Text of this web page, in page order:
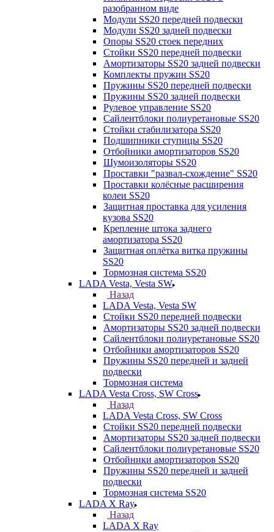
разобранном виде
Модули SS20 передней подвески
Модули SS20 задней подвески
Опоры SS20 стоек передних
Стойки SS20 передней подвески
Амортизаторы SS20 задней подвески
Комплекты пружин SS20
Пружины SS20 передней подвески
Пружины SS20 задней подвески
Рулевое управление SS20
Сайлентблоки полиуретановые SS20
Стойки стабилизатора SS20
Подшипники ступицы SS20
Отбойники амортизаторов SS20
Шумоизоляторы SS20
Проставки "развал-схождение" SS20
Проставки колёсные расширения
колеи SS20
Защитная проставка для усиления
кузова SS20
Крепление штока заднего
амортизатора SS20
Защитная оплётка витка пружины
SS20
Тормозная система SS20
LADA Vesta, Vesta SW
Назад
LADA Vesta, Vesta SW
Стойки SS20 передней подвески
Амортизаторы SS20 задней подвески
Сайлентблоки полиуретановые SS20
Отбойники амортизаторов SS20
Пружины SS20 передней и задней
подвески
Тормозная система
LADA Vesta Cross, SW Cross
Назад
LADA Vesta Cross, SW Cross
Стойки SS20 передней подвески
Амортизаторы SS20 задней подвески
Сайлентблоки полиуретановые SS20
Отбойники амортизаторов SS20
Пружины SS20 передней и задней
подвески
Тормозная система SS20
LADA X Ray
Назад
LADA X Ray